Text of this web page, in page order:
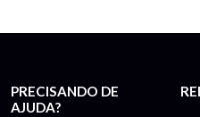
PRECISANDO DE
AJUDA?